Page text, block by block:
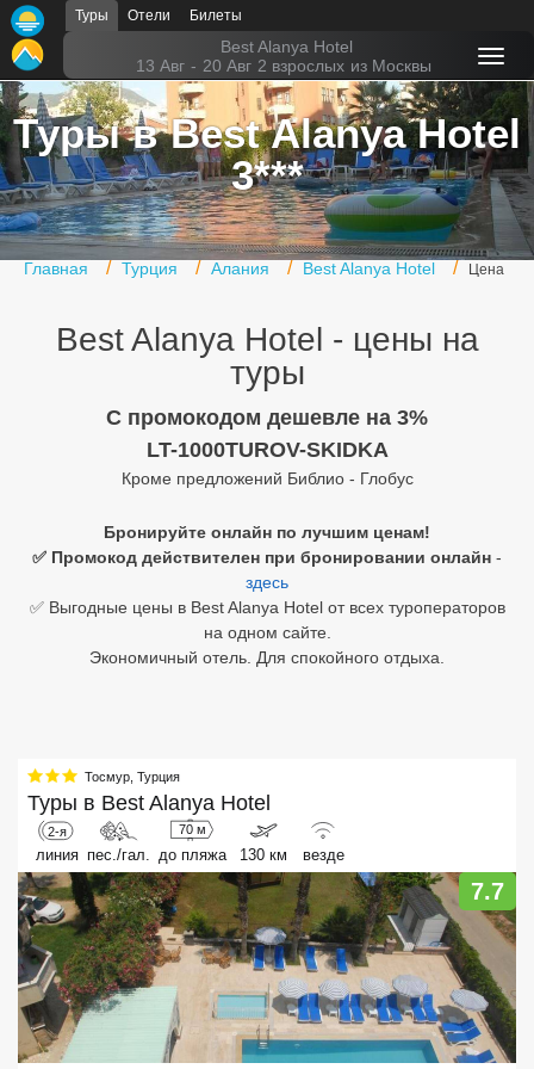
Туры Отели Билеты
Best Alanya Hotel
13 Авг - 20 Авг 2 взрослых из Москвы
Туры в Best Alanya Hotel
3***
Главная Турция Алания Best Alanya Hotel Цена
Best Alanya Hotel - цены на
туры
C промокодом дешевле на 3%
LT-1000TUROV-SKIDKA
Кроме предложений Библио - Глобус
Бронируйте онлайн по лучшим ценам!
✅ Промокод действителен при бронировании онлайн -
здесь
✅ Выгодные цены в Best Alanya Hotel от всех туроператоров
на одном сайте.
Экономичный отель. Для спокойного отдыха.
Тосмур, Турция
Туры в Best Alanya Hotel
2-я
линия пес./гал.
70 м
до пляжа 130 км везде
7.7
Главная
Горящие туры
Туры в Турцию
Туры в Египет
Туры в ОАЭ
Помощь
Вьетнам
Хайнань
Северный Гоа
Южный Гоа
Занзибар
Абхазия
Большой Сочи